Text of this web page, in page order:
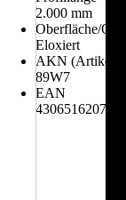
2.000 mm
Oberfläche/
Eloxiert
AKN
89W7
EAN
4306516207305